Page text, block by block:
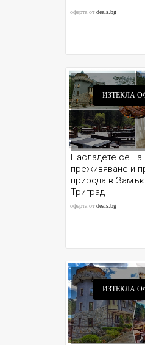
оферта отdeals.bg
ИЗТЕКЛА
Насладете се на
преживяване и
природа в
Триград
оферта отdeals.bg
ИЗТЕКЛА